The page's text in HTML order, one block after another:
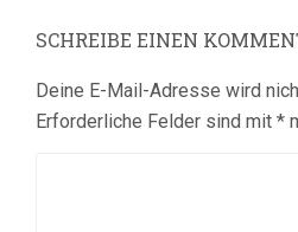
SCHREIBE EINEN
Deine E-Mail-Adresse wird
Erforderliche Felder sind mit *